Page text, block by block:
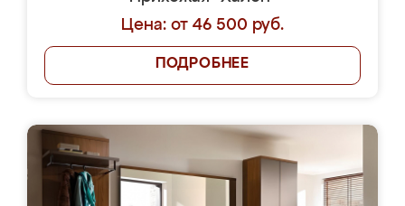
Цена: от 46 500 руб.
ПОДРОБНЕЕ